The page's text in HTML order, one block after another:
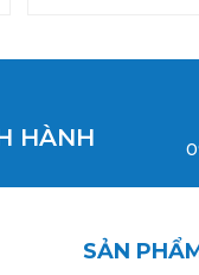
HÀNH
SẢN